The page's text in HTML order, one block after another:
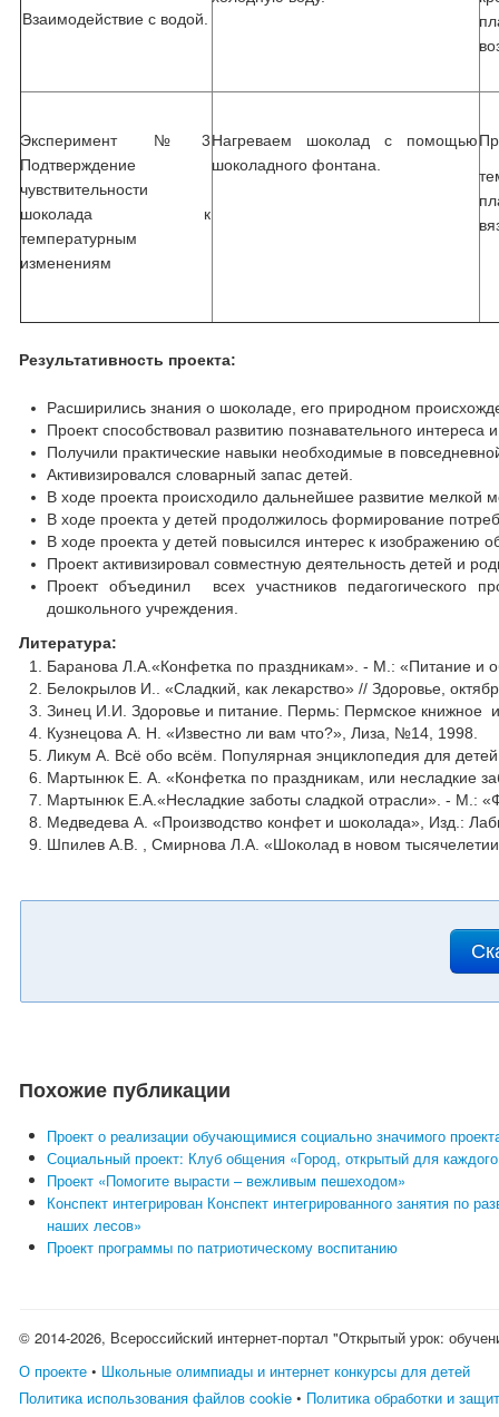
Взаимодействие с водой.
Эксперимент №3
Подтверждение
чувствительности
шоколада к
температурным
изменениям
Нагреваем шоколад с помощью
шоколадного фонтана.
Результативность проекта:
Расширились знания о шоколаде, его природном
Проект способствовал развитию познавательного интереса
Получили практические навыки необходимые в
Активизировался словарный запас детей.
В ходе проекта происходило дальнейшее развитие мелкой
В ходе проекта у детей продолжилось формирование
В ходе проекта у детей повысился интерес к изображению
Проект активизировал совместную деятельность детей и
Проект объединил всех участников педагогического
дошкольного учреждения.
Литература:
Баранова Л.А.«Конфетка по праздникам». - М.: «Питание и
Белокрылов И.. «Сладкий, как лекарство» // Здоровье,
Зинец И.И. Здоровье и питание. Пермь: Пермское книжное
Кузнецова А. Н. «Известно ли вам что?», Лиза, №14, 1998.
Ликум А. Всё обо всём. Популярная энциклопедия для
Мартынюк Е. А. «Конфетка по праздникам, или несладкие
Мартынюк Е.А.«Несладкие заботы сладкой отрасли». - М.:
Медведева А. «Производство конфет и шоколада», Изд.:
Шпилев А.В. , Смирнова Л.А. «Шоколад в новом
Похожие публикации
Проект о реализации обучающимися социально значимого
Социальный проект: Клуб общения «Город, открытый для
Проект «Помогите вырасти – вежливым пешеходом»
Конспект интегрирован Конспект интегрированного занятия
наших лесов»
Проект программы по патриотическому воспитанию
© 2014-2026, Всероссийский интернет-портал "Открытый урок:
О проекте • Школьные олимпиады и интернет конкурсы для детей
Политика использования файлов cookie • Политика обработки и